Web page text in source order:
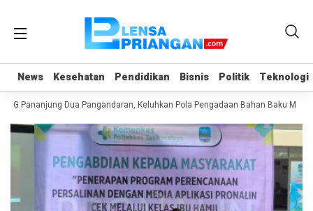
News Kesehatan Pendidikan Bisnis Politik Teknologi
News Kesehatan Pendidikan Bisnis Politik Teknologi
Pananjung Dua Pangandaran, Keluhkan Pola Pengadaan Bahan Baku MBG